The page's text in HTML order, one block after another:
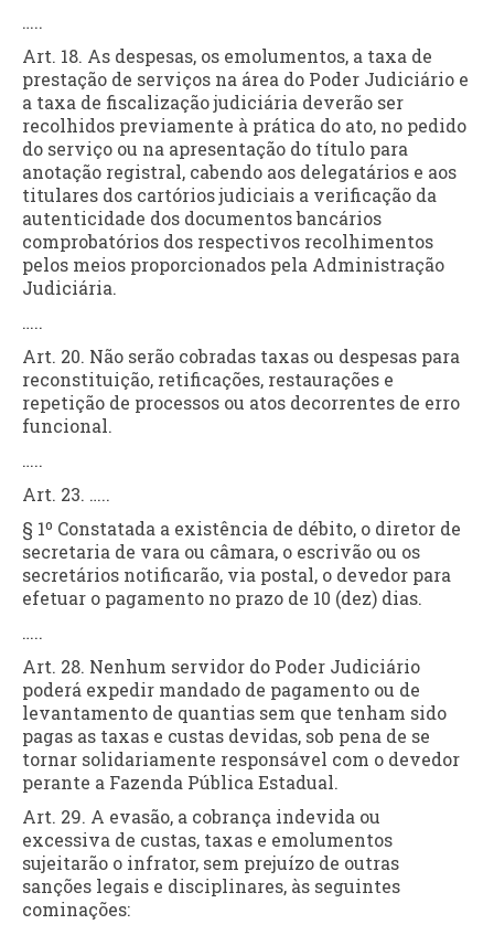
…..
Art. 18. As despesas, os emolumentos, a taxa de
prestação de serviços na área do Poder Judiciário e
a taxa de fiscalização judiciária deverão ser
recolhidos previamente à prática do ato, no pedido
do serviço ou na apresentação do título para
anotação registral, cabendo aos delegatários e aos
titulares dos cartórios judiciais a verificação da
autenticidade dos documentos bancários
comprobatórios dos respectivos recolhimentos
pelos meios proporcionados pela Administração
Judiciária.
…..
Art. 20. Não serão cobradas taxas ou despesas para
reconstituição, retificações, restaurações e
repetição de processos ou atos decorrentes de erro
funcional.
…..
Art. 23. …..
§ 1º Constatada a existência de débito, o diretor de
secretaria de vara ou câmara, o escrivão ou os
secretários notificarão, via postal, o devedor para
efetuar o pagamento no prazo de 10 (dez) dias.
…..
Art. 28. Nenhum servidor do Poder Judiciário
poderá expedir mandado de pagamento ou de
levantamento de quantias sem que tenham sido
pagas as taxas e custas devidas, sob pena de se
tornar solidariamente responsável com o devedor
perante a Fazenda Pública Estadual.
Art. 29. A evasão, a cobrança indevida ou
excessiva de custas, taxas e emolumentos
sujeitarão o infrator, sem prejuízo de outras
sanções legais e disciplinares, às seguintes
cominações: